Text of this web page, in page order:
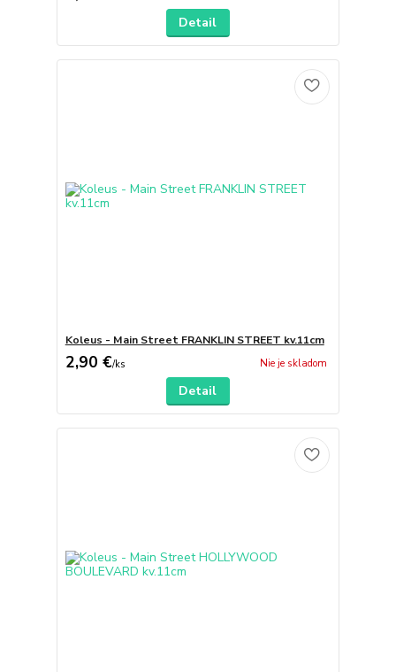
Detail
Koleus - Main Street FRANKLIN STREET kv.11cm
2,90 €/ks Nie je skladom
Detail